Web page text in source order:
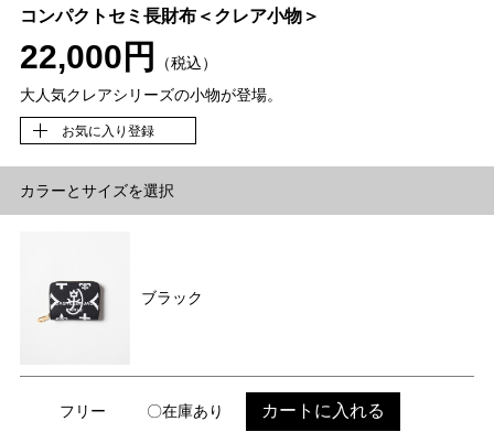
コンパクトセミ長財布＜クレア小物＞
22,000円
（税込）
大人気クレアシリーズの小物が登場。
お気に入り登録
カラーとサイズを選択
ブラック
フリー 〇在庫あり カートに入れる